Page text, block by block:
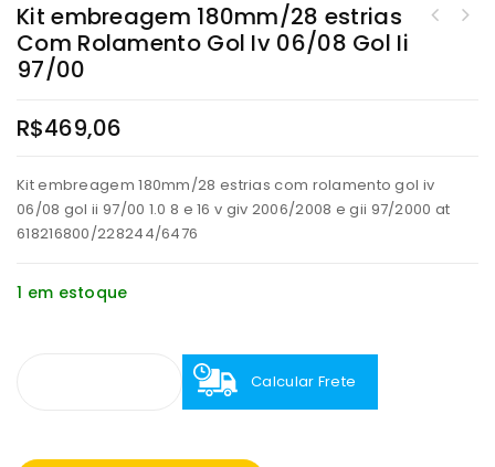
Kit embreagem 180mm/28 estrias
Com Rolamento Gol Iv 06/08 Gol Ii
97/00
R$469,06
Kit embreagem 180mm/28 estrias com rolamento gol iv
06/08 gol ii 97/00 1.0 8 e 16 v giv 2006/2008 e gii 97/2000 at
618216800/228244/6476
1 em estoque
Calcular Frete